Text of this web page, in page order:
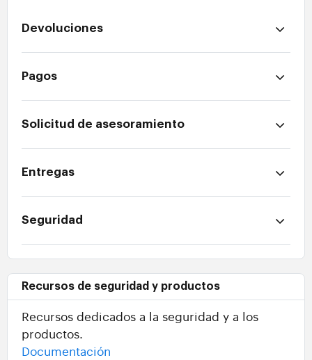
Devoluciones
Pagos
Solicitud de asesoramiento
Entregas
Seguridad
Recursos de seguridad y productos
Recursos dedicados a la seguridad y a los
productos.
Documentación